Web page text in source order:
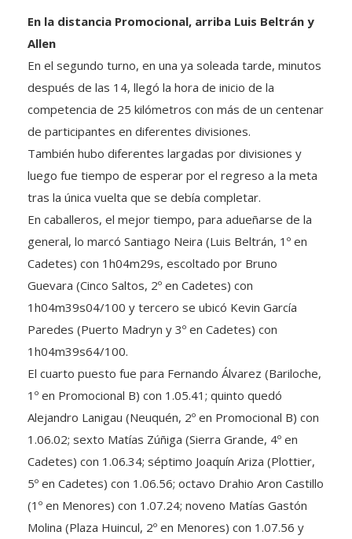
En la distancia Promocional, arriba Luis Beltrán y
Allen
En el segundo turno, en una ya soleada tarde, minutos
después de las 14, llegó la hora de inicio de la
competencia de 25 kilómetros con más de un centenar
de participantes en diferentes divisiones.
También hubo diferentes largadas por divisiones y
luego fue tiempo de esperar por el regreso a la meta
tras la única vuelta que se debía completar.
En caballeros, el mejor tiempo, para adueñarse de la
general, lo marcó Santiago Neira (Luis Beltrán, 1º en
Cadetes) con 1h04m29s, escoltado por Bruno
Guevara (Cinco Saltos, 2º en Cadetes) con
1h04m39s04/100 y tercero se ubicó Kevin García
Paredes (Puerto Madryn y 3º en Cadetes) con
1h04m39s64/100.
El cuarto puesto fue para Fernando Álvarez (Bariloche,
1º en Promocional B) con 1.05.41; quinto quedó
Alejandro Lanigau (Neuquén, 2º en Promocional B) con
1.06.02; sexto Matías Zúñiga (Sierra Grande, 4º en
Cadetes) con 1.06.34; séptimo Joaquín Ariza (Plottier,
5º en Cadetes) con 1.06.56; octavo Drahio Aron Castillo
(1º en Menores) con 1.07.24; noveno Matías Gastón
Molina (Plaza Huincul, 2º en Menores) con 1.07.56 y